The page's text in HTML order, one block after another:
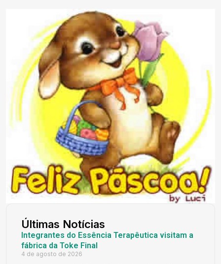
Últimas Notícias
Integrantes do Essência Terapêutica visitam a
fábrica da Toke Final
4 de agosto de 2026